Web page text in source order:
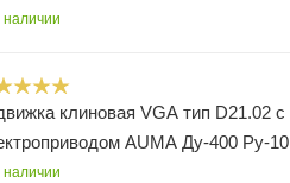
наличии
клиновая VGA тип D21.02 с
AUMA Ду-400 Ру-10
наличии